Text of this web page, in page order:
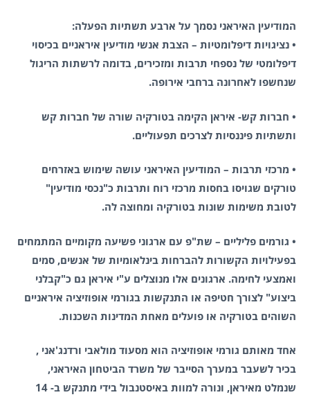
המודיעין האיראני נסמך על ארבע תשתיות הפעלה:
• נציגויות דיפלומטיות – הצבת אנשי מודיעין איראניים בכיסוי
דיפלומטי של נספחי תרבות ומזכירים, בדומה לרשתות הריגול
שנחשפו לאחרונה ברחבי אירופה.
• חברות קש- איראן הקימה בטורקיה שורה של חברות קש
ותשתיות פיננסיות לצרכים תפעוליים.
• מרכזי תרבות – המודיעין האיראני עושה שימוש באזרחים
טורקים שגויסו בחסות מרכזי רוח ותרבות כ"נכסי מודיעין"
לטובת משימות שונות בטורקיה ומחוצה לה.
• גורמים פליליים – שת"פ עם ארגוני פשיעה מקומיים המתמחים
בפעילויות הקשורות להברחות בינלאומיות של אנשים, סמים
ואמצעי לחימה. ארגונים אלו מנוצלים ע"י איראן גם כ"קבלני
ביצוע" לצורך חטיפה או התנקשות בגורמי אופוזיציה איראניים
השוהים בטורקיה או פועלים מאחת המדינות השכנות.
אחד מאותם גורמי אופוזיציה הוא מסעוד מולאבי ורדנג'אני ,
בכיר לשעבר במערך הסייבר של משרד הביטחון האיראני,
שנמלט מאיראן, ונורה למוות באיסטנבול בידי מתנקש ב- 14